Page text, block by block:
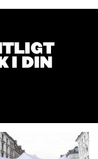
I DIN